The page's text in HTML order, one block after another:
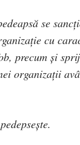
se
cu
precum şi
organizaţii